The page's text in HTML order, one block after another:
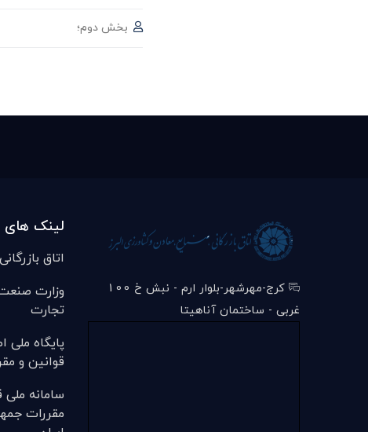
بخش دوم؛
کرج-مهرشهر-بلوار ارم - نبش خ 100
غربی - ساختمان آناهیتا
لینک
اتاق
وزارت
تجارت
پایگاه ملی
قوانین و
سامانه ملی
مقررات